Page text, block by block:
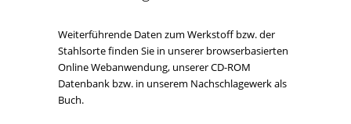
Weiterführende Daten zum Werkstoff bzw. der
Stahlsorte finden Sie in unserer browserbasierten
Online Webanwendung, unserer CD-ROM
Datenbank bzw. in unserem Nachschlagewerk als
Buch.